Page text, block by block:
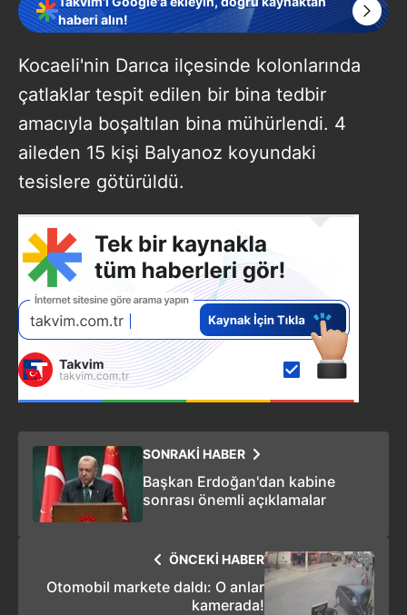
haberi alın!
Kocaeli'nin Darıca ilçesinde kolonlarında
çatlaklar tespit edilen bir bina tedbir
amacıyla boşaltılan bina mühürlendi. 4
aileden 15 kişi Balyanoz koyundaki
tesislere götürüldü.
SONRAKİ HABER
Başkan Erdoğan'dan kabine
sonrası önemli açıklamalar
ÖNCEKİ HABER
Otomobil markete daldı: O anlar
kamerada!